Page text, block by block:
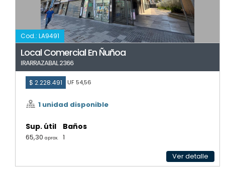
Cod.: LA9491
Local Comercial En Ñuñoa
IRARRAZABAL 2366
$ 2.228.491 UF 54,56
1 unidad disponible
Sup. útil
65,30 aprox.
Baños
1
Ver detalle